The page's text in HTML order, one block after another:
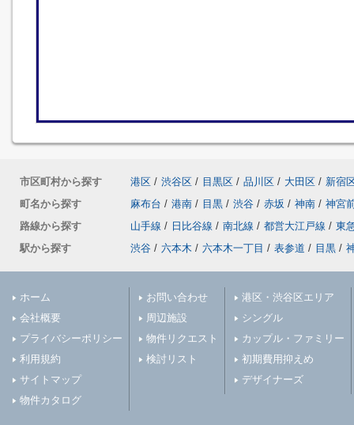
市区町村から探す 港区 / 渋谷区 / 目黒区 / 品川区 / 大田区 / 新宿
町名から探す
麻布台 / 港南 / 目黒 / 渋谷 / 赤坂 / 神南 / 神宮
路線から探す
山手線 / 日比谷線 / 南北線 / 都営大江戸線 / 東
駅から探す
渋谷 / 六本木 / 六本木一丁目 / 表参道 / 目黒 /
ホーム
会社概要
プライバシーポリシー
利用規約
サイトマップ
物件カタログ
お問い合わせ
周辺施設
物件リクエスト
検討リスト
港区・渋谷区エリア
シングル
カップル・ファミリー
初期費用抑えめ
デザイナーズ